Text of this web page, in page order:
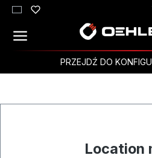
Przejdź do głównej zawartości
PRZEJDŹ DO
Location